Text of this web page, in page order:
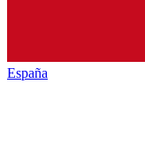
España